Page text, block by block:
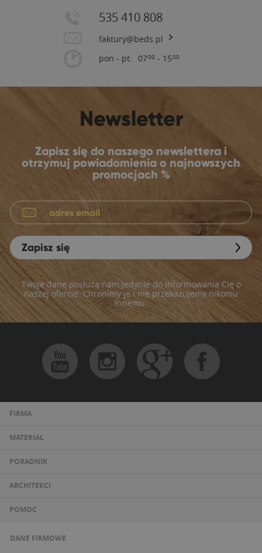
535 410 808
faktury@beds.pl
pon - pt: 0700 - 1500
Newsletter
Zapisz się do naszego newslettera i
otrzymuj powiadomienia o najnowszych
promocjach %
Zapisz się
Twoje dane posłużą nam jedynie do informowania Cię o
naszej ofercie. Chronimy je i nie przekazujemy nikomu
innemu.
FIRMA
MATERIAŁ
PORADNIK
ARCHITEKCI
POMOC
DANE FIRMOWE